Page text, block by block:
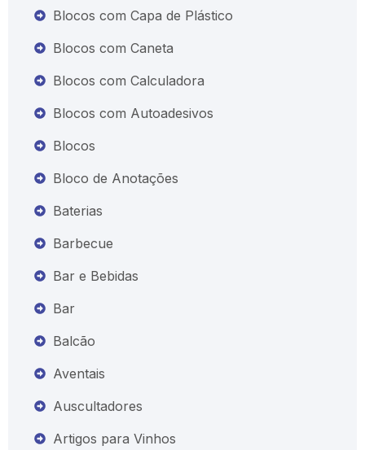
Blocos com Capa de Plástico
Blocos com Caneta
Blocos com Calculadora
Blocos com Autoadesivos
Blocos
Bloco de Anotações
Baterias
Barbecue
Bar e Bebidas
Bar
Balcão
Aventais
Auscultadores
Artigos para Vinhos